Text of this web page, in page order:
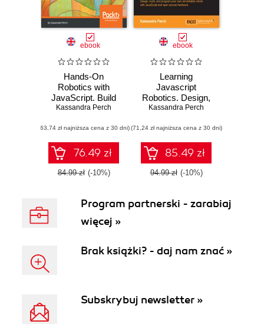
ebook
Hands-On
Robotics with
JavaScript. Build
robotic projects
and control
hardware with
JavaScript and
Raspberry Pi
Kassandra Perch
(63,74 zł najniższa cena z 30 dni)
76.49 zł
84.99 zł (-10%)
ebook
Learning
Javascript
Robotics. Design,
build, and program
remarkable robots
with JavaScript
and open source
hardware
Kassandra Perch
(71,24 zł najniższa cena z 30 dni)
85.49 zł
94.99 zł (-10%)
Program partnerski - zarabiaj
więcej »
Brak książki? - daj nam znać »
Subskrybuj newsletter »